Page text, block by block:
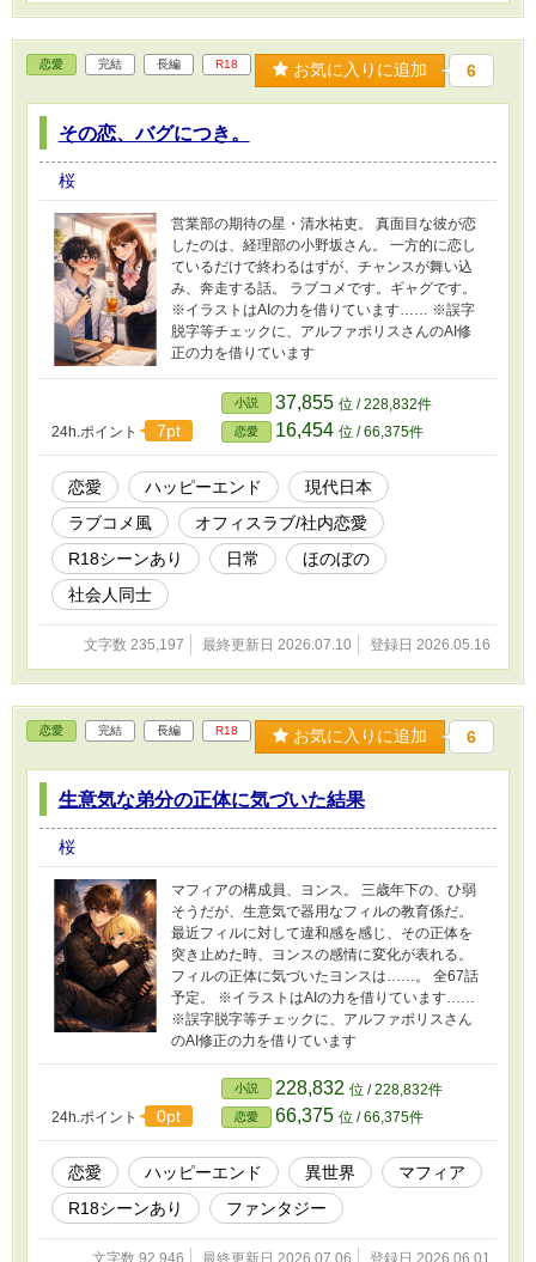
恋愛 完結 長編 R18 お気に入りに追加 6
その恋、バグにつき。
桜
営業部の期待の星・清水祐吏。 真面目な彼が恋
したのは、経理部の小野坂さん。 一方的に恋し
ているだけで終わるはずが、チャンスが舞い込
み、奔走する話。 ラブコメです。ギャグです。
※イラストはAIの力を借りています…… ※誤字
脱字等チェックに、アルファポリスさんのAI修
正の力を借りています
24h.ポイント 7pt
小説 37,855 位 / 228,832件
恋愛 16,454 位 / 66,375件
恋愛 ハッピーエンド
現代日本
ラブコメ風
オフィスラブ/社内恋愛
R18シーンあり
日常
ほのぼの
社会人同士
文字数 235,197 最終更新日 2026.07.10 登録日 2026.05.16
恋愛 完結 長編 R18 お気に入りに追加 6
生意気な弟分の正体に気づいた結果
桜
マフィアの構成員、ヨンス。 三歳年下の、ひ弱
そうだが、生意気で器用なフィルの教育係だ。
最近フィルに対して違和感を感じ、その正体を
突き止めた時、ヨンスの感情に変化が表れる。
フィルの正体に気づいたヨンスは……。 全67話
予定。 ※イラストはAIの力を借りています……
※誤字脱字等チェックに、アルファポリスさん
のAI修正の力を借りています
24h.ポイント 0pt
小説 228,832 位 / 228,832件
恋愛 66,375 位 / 66,375件
恋愛 ハッピーエンド 異世界
マフィア
R18シーンあり
ファンタジー
文字数 92,946 最終更新日 2026.07.06 登録日 2026.06.01